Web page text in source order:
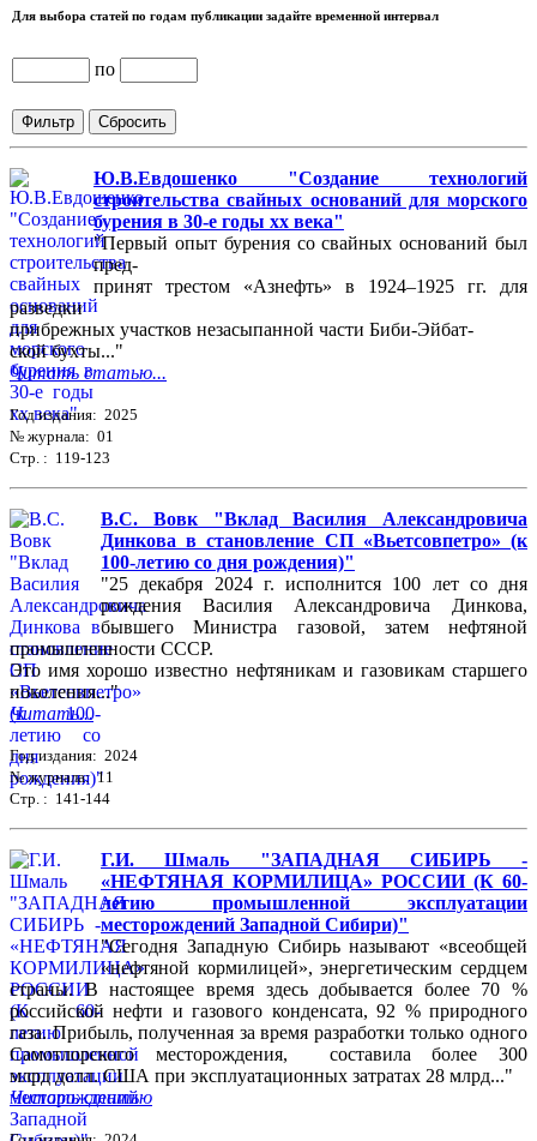
Для выбора статей по годам публикации задайте временной интервал
по
Ю.В.Евдошенко "Создание технологий
строительства свайных оснований для морского
бурения в 30-е годы хх века"
"Первый опыт бурения со свайных оснований был
пред-
принят трестом «Азнефть» в 1924–1925 гг. для
разведки
прибрежных участков незасыпанной части Биби-Эйбат-
ской бухты..."
Читать статью...
Год издания: 2025
№ журнала: 01
Стр. : 119-123
В.С. Вовк "Вклад Василия Александровича
Динкова в становление СП «Вьетсовпетро» (к
100-летию со дня рождения)"
"25 декабря 2024 г. исполнится 100 лет со дня
рождения Василия Александровича Динкова,
бывшего Министра газовой, затем нефтяной
промышленности СССР.
Это имя хорошо известно нефтяникам и газовикам старшего
поколения..."
Читать...
Год издания: 2024
№ журнала: 11
Стр. : 141-144
Г.И. Шмаль "ЗАПАДНАЯ СИБИРЬ -
«НЕФТЯНАЯ КОРМИЛИЦА» РОССИИ (К 60-
летию промышленной эксплуатации
месторождений Западной Сибири)"
"Сегодня Западную Сибирь называют «всеобщей
«нефтяной кормилицей», энергетическим сердцем
страны. В настоящее время здесь добывается более 70 %
российской нефти и газового конденсата, 92 % природного
газа. Прибыль, полученная за время разработки только одного
Самотлорского месторождения, составила более 300
млрд долл. США при эксплуатационных затратах 28 млрд..."
Читать статью